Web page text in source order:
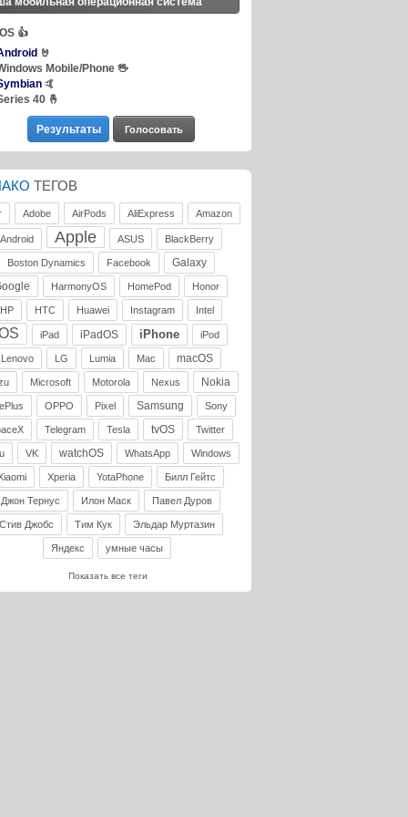
👍
🤘
Mobile/Phone 🖖
🤙
40 🤞
ТЕГОВ
Adobe AirPods AliExpress Amazon
Android Apple ASUS BlackBerry
Boston Dynamics Facebook
Galaxy
HarmonyOS HomePod Honor
HP HTC Huawei Instagram Intel
iPad iPadOS iPhone iPod
Lenovo LG Lumia Mac macOS
Microsoft Motorola Nexus Nokia
OPPO Pixel Samsung Sony
Telegram Tesla tvOS Twitter
VK watchOS WhatsApp Windows
Xperia YotaPhone Билл Гейтс
Джон Тернус Илон Маск Павел Дуров
Джобс Тим Кук Эльдар Муртазин
Яндекс умные часы
Показать все теги